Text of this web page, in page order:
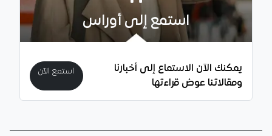
استمع إلى أوراس
يمكنك الآن الاستماع إلى أخبارنا
ومقالاتنا عوض قراءتها
استمع الآن